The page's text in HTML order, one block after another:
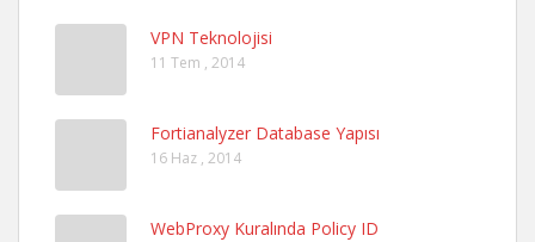
VPN Teknolojisi
11 Tem , 2014
Fortianalyzer Database Yapısı
16 Haz , 2014
WebProxy Kuralında Policy ID